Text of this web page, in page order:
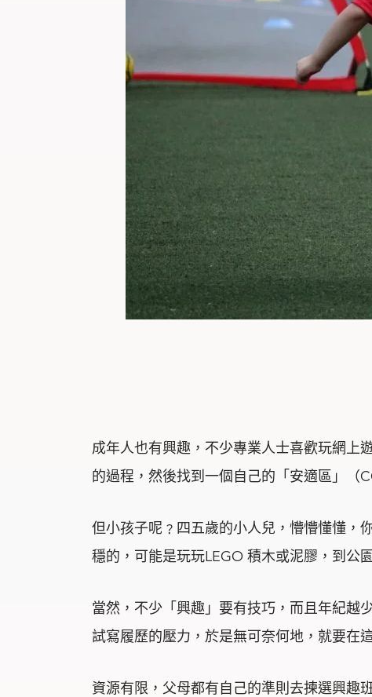
成年人也有興趣，不少專業人士喜歡玩網上
的過程，然後找到一個自己的「安適區」（
但小孩子呢﹖四五歲的小人兒，懵懵懂懂，
穩的，可能是玩玩LEGO 積木或泥膠，到公
當然，不少「興趣」要有技巧，而且年紀越
試寫履歷的壓力，於是無可奈何地，就要在
資源有限，父母都有自己的準則去揀選興趣